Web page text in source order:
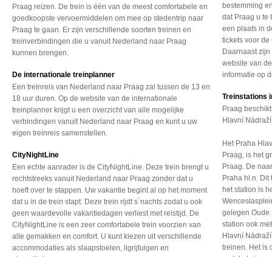
Praag reizen. De trein is één van de meest comfortabele en
goedkoopste vervoermiddelen om mee op stedentrip naar
Praag te gaan. Er zijn verschillende soorten treinen en
treinverbindingen die u vanuit Nederland naar Praag
kunnen brengen.
De internationale treinplanner
Een treinreis van Nederland naar Praag zal tussen de 13 en
18 uur duren. Op de website van de internationale
treinplanner krijgt u een overzicht van alle mogelijke
verbindingen vanuit Nederland naar Praag en kunt u uw
eigen treinreis samenstellen.
CityNightLine
Een echte aanrader is de CityNightLine. Deze trein brengt u
rechtstreeks vanuit Nederland naar Praag zonder dat u
hoeft over te stappen. Uw vakantie begint al op het moment
dat u in de trein stapt. Deze trein rijdt s´nachts zodat u ook
geen waardevolle vakantiedagen verliest met reistijd. De
CityNightLine is een zeer comfortabele trein voorzien van
alle gemakken en comfort. U kunt kiezen uit verschillende
accommodaties als slaapstoelen, ligrijtuigen en
bestemming
dat Praag u te
een plaats in
tickets voor
Daarnaast
website van
informatie op
Treinstations
Praag
Hlavní
Het Praha
Praag, is het
Praag. De
Praha hl.n.
het station is
gelegen Oude
station ook
Hlavní
treinen. Het is